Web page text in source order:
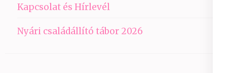
Kapcsolat és Hírlevél
Nyári családállító tábor 2026